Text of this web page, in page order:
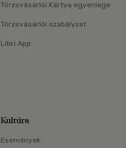
Törzsvásárlói Kártya egyenlege
Törzsvásárlói szabályzat
Libri App
Kultúra
Események